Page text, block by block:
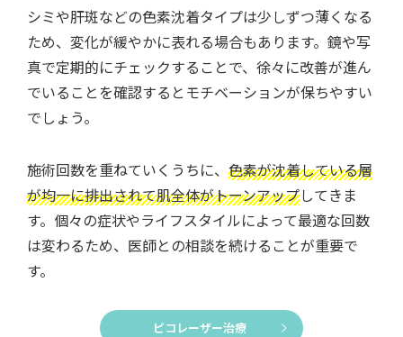
シミや肝斑などの色素沈着タイプは少しずつ薄くなる
ため、変化が緩やかに表れる場合もあります。鏡や写
真で定期的にチェックすることで、徐々に改善が進ん
でいることを確認するとモチベーションが保ちやすい
でしょう。
施術回数を重ねていくうちに、 色素が沈着している層
が均一に排出されて肌全体がトーンアップしてきま
す。個々の症状やライフスタイルによって最適な回数
は変わるため、医師との相談を続けることが重要で
す。
ピコレーザー治療